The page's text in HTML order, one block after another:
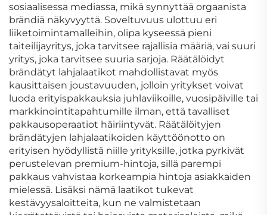
sosiaalisessa mediassa, mikä synnyttää orgaanista
brändiä näkyvyyttä. Soveltuvuus ulottuu eri
liiketoimintamalleihin, olipa kyseessä pieni
taiteilijayritys, joka tarvitsee rajallisia määriä, vai suuri
yritys, joka tarvitsee suuria sarjoja. Räätälöidyt
brändätyt lahjalaatikot mahdollistavat myös
kausittaisen joustavuuden, jolloin yritykset voivat
luoda erityispakkauksia juhlaviikoille, vuosipäiville tai
markkinointitapahtumille ilman, että tavalliset
pakkausoperaatiot häiriintyvät. Räätälöityjen
brändätyjen lahjalaatikoiden käyttöönotto on
erityisen hyödyllistä niille yrityksille, jotka pyrkivät
perustelevan premium-hintoja, sillä parempi
pakkaus vahvistaa korkeampia hintoja asiakkaiden
mielessä. Lisäksi nämä laatikot tukevat
kestävyysaloitteita, kun ne valmistetaan